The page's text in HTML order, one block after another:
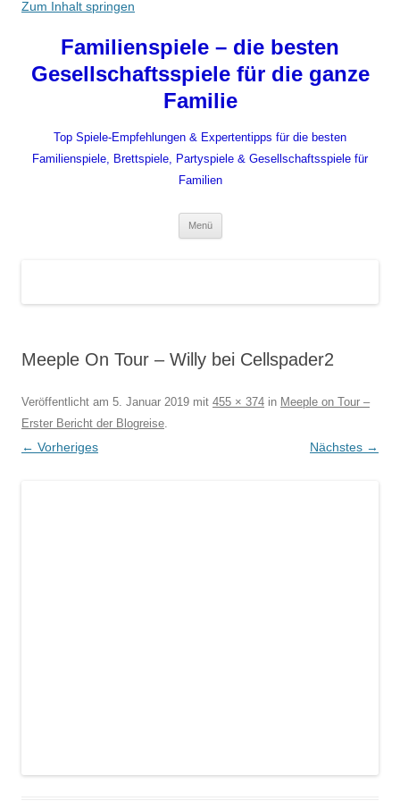
Zum Inhalt springen
Familienspiele – die besten
Gesellschaftsspiele für die ganze
Familie
Top Spiele-Empfehlungen & Expertentipps für die besten
Familienspiele, Brettspiele, Partyspiele & Gesellschaftsspiele für
Familien
Menü
Meeple On Tour – Willy bei Cellspader2
Veröffentlicht am 5. Januar 2019 mit 455 × 374 in Meeple on Tour –
Erster Bericht der Blogreise.
← Vorheriges Nächstes →